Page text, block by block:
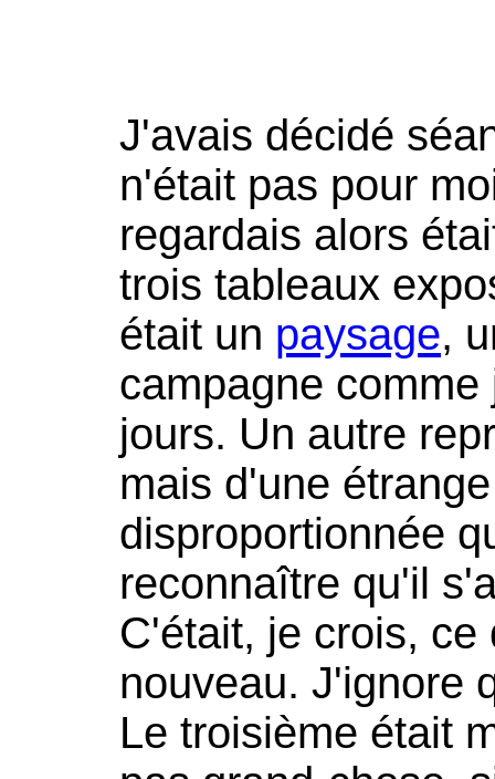
J'avais décidé
n'était pas pour
regardais alors
trois tableaux
était un paysage,
campagne
jours. Un autre
mais d'une
disproportionnée
reconnaître qu'il
C'était, je crois,
nouveau. J'ignore
Le troisième était